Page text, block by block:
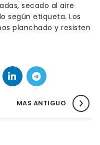
secado al aire
según etiqueta. Los
planchado y resisten
MAS ANTIGUO